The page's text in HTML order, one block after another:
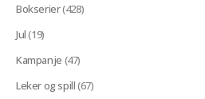
Bokserier(428)
Jul(19)
Kampanje (47)
Leker og spill(67)